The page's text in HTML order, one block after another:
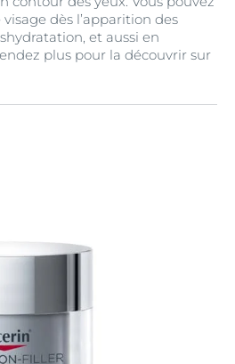
dès l’apparition des
et aussi en
plus pour la découvrir sur